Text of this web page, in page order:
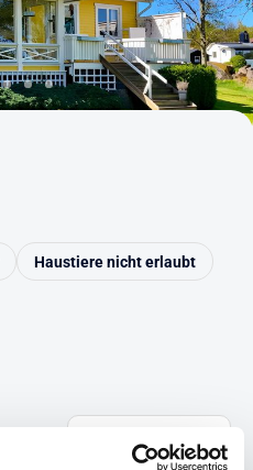
Haustiere nicht erlaubt